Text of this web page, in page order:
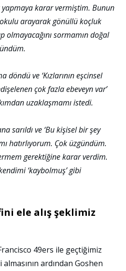
yapmaya karar vermiştim. Bunun
arayarak gönüllü koçluk
olmayacağını sormamın doğal
döndü ve ‘Kızlarının eşcinsel
çok fazla ebeveyn var’
uzaklaşmamı istedi.
sarıldı ve ‘Bu kişisel bir şey
hatırlıyorum. Çok üzgündüm.
gerektiğine karar verdim.
‘kaybolmuş’ gibi
ele alış şeklimiz
49ers ile geçtiğimiz
ardından Goshen